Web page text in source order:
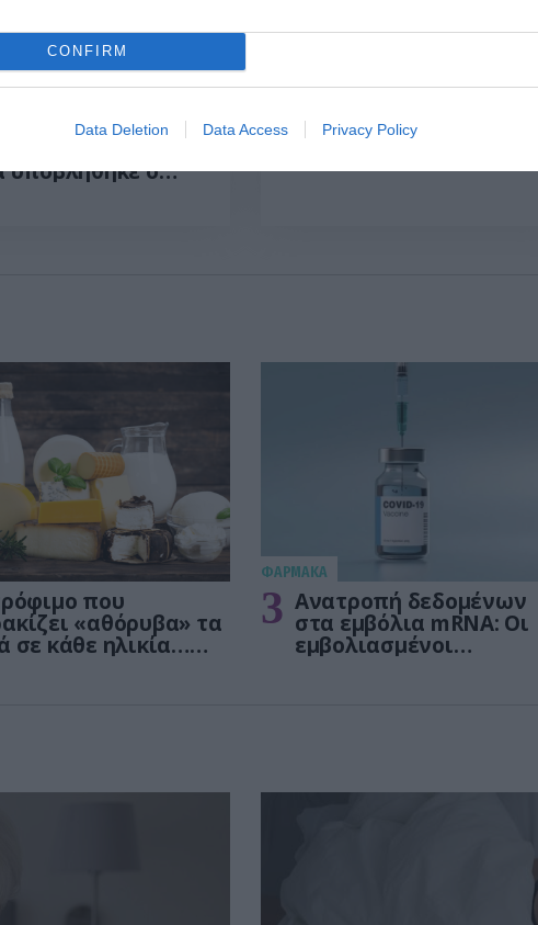
CONFIRM
Data Deletion Data Access Privacy Policy
15:10
υποβλήθηκε ο
31.07.2026 15:06
Οι τροφές που βοηθούν
που
«αθόρυβα» τα
σε κάθε ηλικία…
ΦΑΡΜΑΚΑ
3 Ανατροπή δεδομένων
στα εμβόλια mRNA: Οι
εμβολιασμένοι